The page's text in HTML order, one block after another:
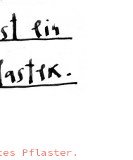
Pflaster.